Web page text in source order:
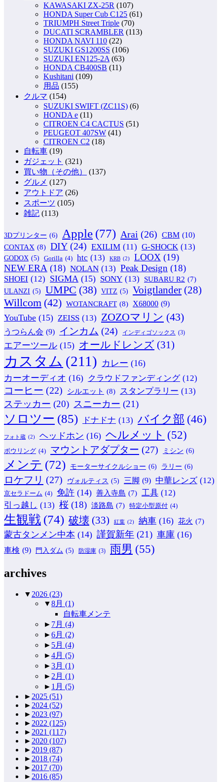
KAWASAKI ZX-25R (107)
HONDA Super Cub C125 (61)
TRIUMPH Street Triple (70)
DUCATI SCRAMBLER (113)
HONDA NAVI 110 (22)
SUZUKI GS1200SS (106)
SUZUKI EN125-2A (63)
HONDA CB400SB (11)
Kushitani (109)
用品 (155)
クルマ (154)
SUZUKI SWIFT (ZC11S) (6)
HONDA e (11)
CITROEN C4 CACTUS (51)
PEUGEOT 407SW (41)
CITROEN C2 (18)
自転車 (19)
ガジェット (321)
買い物（その他）
(137)
グルメ (127)
アウトドア (26)
スポーツ (105)
雑記 (113)
3Dプリンター (6) Apple (77) Arai (26) CBM (10)
CONTAX (8) DIY (24) EXILIM (11) G-SHOCK (13)
GODOX (5) Gorilla (4) htc (13) KRB (2) LOOX (19)
NEW ERA (18) NOLAN (13) Peak Design (18)
SHOEI (12) SIGMA (15) SONY (13) SUBARU R2 (7)
ULANZI (5) UMPC (38) VITZ (5) Voigtlander (28)
Willcom (42) WOTANCRAFT (8) X68000 (9)
YouTube (15) ZEISS (13) ZOZOマリン (43)
うつらん会 (9) インカム (24) インディゴソックス (3)
エアーツール (15) オールドレンズ (31)
カスタム (211) カレー (16)
カーオーディオ (16) クラウドファンディング (12)
コーヒー (22) シルエット (8) スタンプラリー (13)
ステッカー (20) スニーカー (21)
ソロツー (85) ドナドナ (13) バイク部 (46)
フォト蔵 (2) ヘッドホン (16) ヘルメット (52)
ボウリング (4) マウントアダプター (27) ミシン (6)
メンテ (72) モーターサイクルショー (6) ラリー (6)
ロケフリ (27) ヴォルティス (5) 三脚 (9) 中華レンズ (12)
京セラドーム (4) 免許 (14) 善入寺島 (7) 工具 (12)
引っ越し (13) 桜 (18) 淡路島 (7) 特定小型原付 (4)
生観戦 (74) 破壊 (33) 紅葉 (2) 納車 (16) 花火 (7)
蒙古タンメン中本 (14) 謹賀新年 (21) 車庫 (16)
車検 (9) 門入ダム (5) 防湿庫 (3) 雨男 (55)
archives
▼ 2026 (23)
▼8月 (1)
自転車メンテ
► 7月 (4)
►6月 (2)
► 5月 (4)
►4月 (5)
►3月 (1)
► 2月 (1)
► 1月 (5)
► 2025 (51)
► 2024 (52)
► 2023 (97)
► 2022 (125)
► 2021 (117)
► 2020 (107)
► 2019 (87)
► 2018 (74)
► 2017 (70)
► 2016 (85)